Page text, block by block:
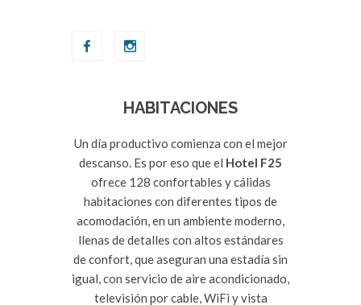
HABITACIONES
Un día productivo comienza con el mejor
descanso. Es por eso que el Hotel F25
ofrece 128 confortables y cálidas
habitaciones con diferentes tipos de
acomodación, en un ambiente moderno,
llenas de detalles con altos estándares
de confort, que aseguran una estadía sin
igual, con servicio de aire acondicionado,
televisión por cable, WiFi y vista